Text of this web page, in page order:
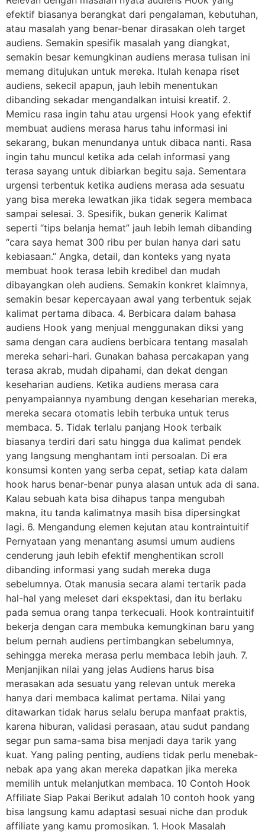
efektif biasanya berangkat dari pengalaman, kebutuhan,
atau masalah yang benar-benar dirasakan oleh target
audiens. Semakin spesifik masalah yang diangkat,
semakin besar kemungkinan audiens merasa tulisan ini
memang ditujukan untuk mereka. Itulah kenapa riset
audiens, sekecil apapun, jauh lebih menentukan
dibanding sekadar mengandalkan intuisi kreatif. 2.
Memicu rasa ingin tahu atau urgensi Hook yang efektif
membuat audiens merasa harus tahu informasi ini
sekarang, bukan menundanya untuk dibaca nanti. Rasa
ingin tahu muncul ketika ada celah informasi yang
terasa sayang untuk dibiarkan begitu saja. Sementara
urgensi terbentuk ketika audiens merasa ada sesuatu
yang bisa mereka lewatkan jika tidak segera membaca
sampai selesai. 3. Spesifik, bukan generik Kalimat
seperti “tips belanja hemat” jauh lebih lemah dibanding
“cara saya hemat 300 ribu per bulan hanya dari satu
kebiasaan.” Angka, detail, dan konteks yang nyata
membuat hook terasa lebih kredibel dan mudah
dibayangkan oleh audiens. Semakin konkret klaimnya,
semakin besar kepercayaan awal yang terbentuk sejak
kalimat pertama dibaca. 4. Berbicara dalam bahasa
audiens Hook yang menjual menggunakan diksi yang
sama dengan cara audiens berbicara tentang masalah
mereka sehari-hari. Gunakan bahasa percakapan yang
terasa akrab, mudah dipahami, dan dekat dengan
keseharian audiens. Ketika audiens merasa cara
penyampaiannya nyambung dengan keseharian mereka,
mereka secara otomatis lebih terbuka untuk terus
membaca. 5. Tidak terlalu panjang Hook terbaik
biasanya terdiri dari satu hingga dua kalimat pendek
yang langsung menghantam inti persoalan. Di era
konsumsi konten yang serba cepat, setiap kata dalam
hook harus benar-benar punya alasan untuk ada di sana.
Kalau sebuah kata bisa dihapus tanpa mengubah
makna, itu tanda kalimatnya masih bisa dipersingkat
lagi. 6. Mengandung elemen kejutan atau kontraintuitif
Pernyataan yang menantang asumsi umum audiens
cenderung jauh lebih efektif menghentikan scroll
dibanding informasi yang sudah mereka duga
sebelumnya. Otak manusia secara alami tertarik pada
hal-hal yang meleset dari ekspektasi, dan itu berlaku
pada semua orang tanpa terkecuali. Hook kontraintuitif
bekerja dengan cara membuka kemungkinan baru yang
belum pernah audiens pertimbangkan sebelumnya,
sehingga mereka merasa perlu membaca lebih jauh. 7.
Menjanjikan nilai yang jelas Audiens harus bisa
merasakan ada sesuatu yang relevan untuk mereka
hanya dari membaca kalimat pertama. Nilai yang
ditawarkan tidak harus selalu berupa manfaat praktis,
karena hiburan, validasi perasaan, atau sudut pandang
segar pun sama-sama bisa menjadi daya tarik yang
kuat. Yang paling penting, audiens tidak perlu menebak-
nebak apa yang akan mereka dapatkan jika mereka
memilih untuk melanjutkan membaca. 10 Contoh Hook
Affiliate Siap Pakai Berikut adalah 10 contoh hook yang
bisa langsung kamu adaptasi sesuai niche dan produk
affiliate yang kamu promosikan. 1. Hook Masalah